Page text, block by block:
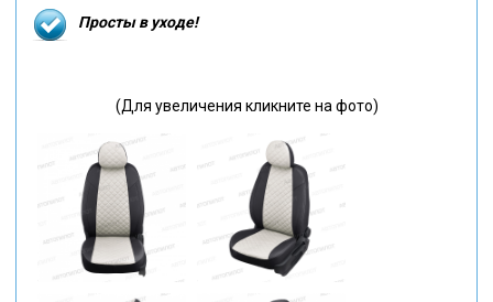
Просты в уходе!
(Для увеличения кликните на фото)